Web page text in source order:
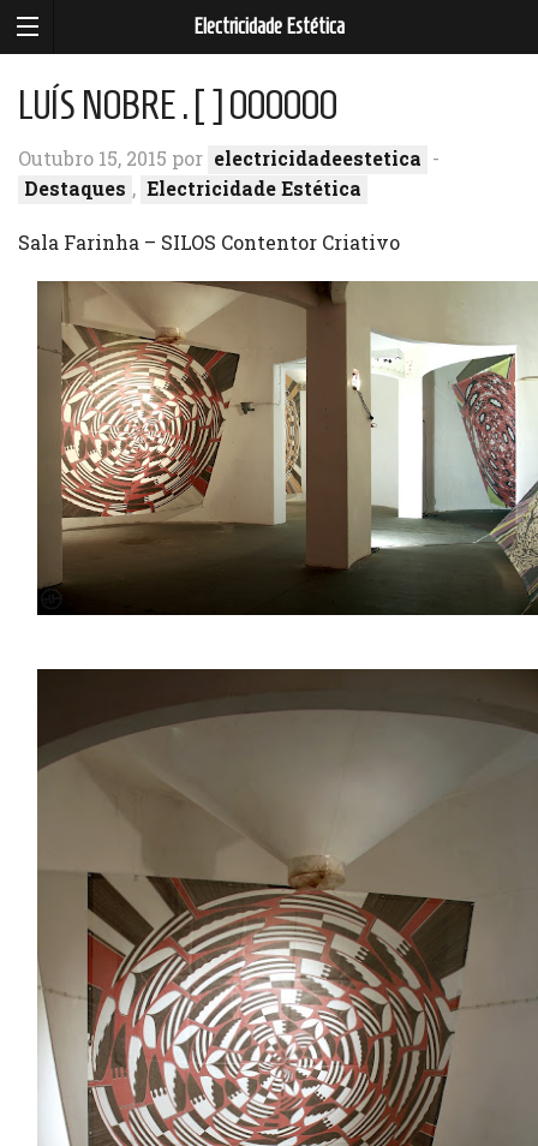
Electricidade Estética
LUÍS NOBRE . [ ] OOOOOO
Outubro 15, 2015 por electricidadeestetica -
Destaques , Electricidade Estética
Sala Farinha – SILOS Contentor Criativo